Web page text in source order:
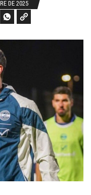
DE 2025
WhatsApp Copy link